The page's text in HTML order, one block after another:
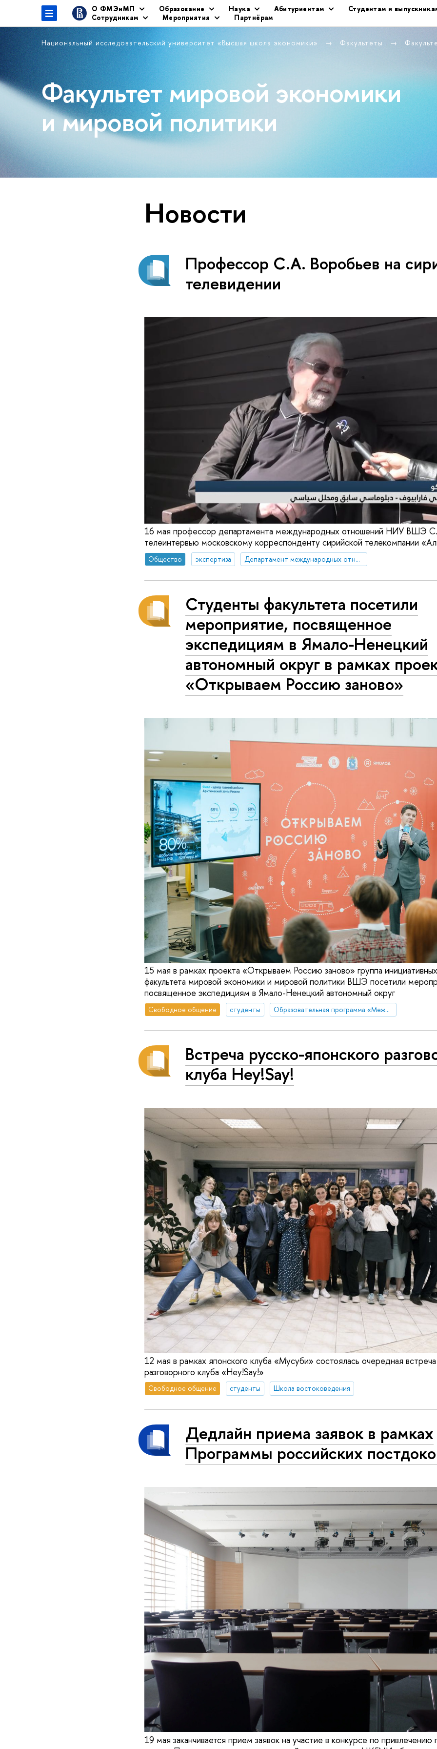
О ФМЭиМП Образование Наука Абитуриентам
Студентам и
Сотрудникам
Мероприятия Партнёрам
Национальный исследовательский университет «Высшая школа экономики» Факультеты
Факультет мировой экономики
и мировой политики
Новости
Профессор С.А. Воробьев на
телевидении
16 мая профессор департамента международных отношений НИУ ВШЭ
телеинтервью московскому корреспонденту сирийской телекомпании
Общество экспертиза Департамент международных отношений
Студенты факультета посетили
мероприятие, посвященное
экспедициям в Ямало-Ненецкий
автономный округ в рамках
«Открываем Россию заново»
15 мая в рамках проекта «Открываем Россию заново» группа
факультета мировой экономики и мировой политики ВШЭ посетили
посвященное экспедициям в Ямало-Ненецкий автономный округ
Свободное общение студенты Образовательная программа «Международные отношения»
Встреча русско-японского
клуба Hey!Say!
12 мая в рамках японского клуба «Мусуби» состоялась очередная
разговорного клуба «Hey!Say!»
Свободное общение студенты Школа востоковедения
Дедлайн приема заявок в рамках
Программы российских
19 мая заканчивается прием заявок на участие в конкурсе по привлечению